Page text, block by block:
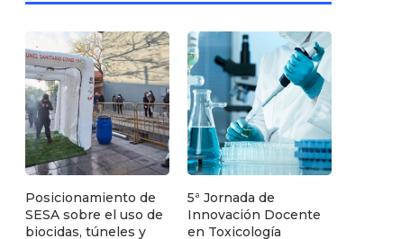
Posicionamiento de
SESA sobre el uso de
biocidas, túneles y
5ª Jornada de
Innovación Docente
en Toxicología